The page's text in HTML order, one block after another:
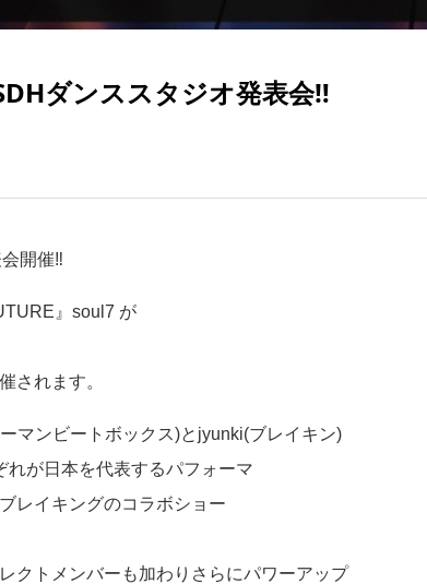
ダンススタジオ発表会‼️
開催‼️
』soul7 が
されます。
マンビートボックス)とjyunki(ブレイキン)
れが日本を代表するパフォーマ
レイキングのコラボショー
クトメンバーも加わりさらにパワーアップ